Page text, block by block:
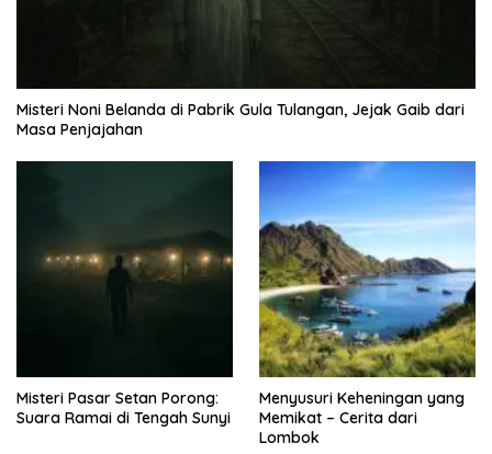
Misteri Noni Belanda di Pabrik Gula Tulangan, Jejak Gaib dari
Masa Penjajahan
Misteri Pasar Setan Porong:
Suara Ramai di Tengah Sunyi
Menyusuri Keheningan yang
Memikat – Cerita dari
Lombok